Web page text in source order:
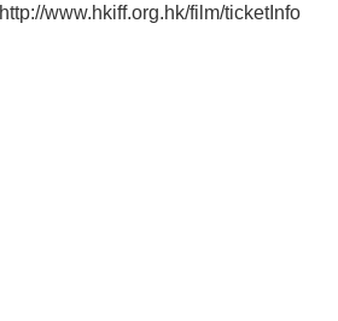
http://www.hkiff.org.hk/film/ticketInfo